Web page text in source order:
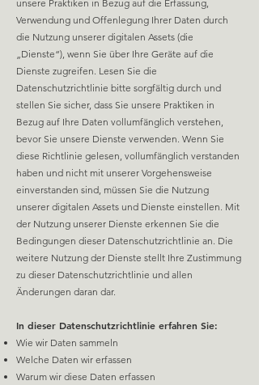
unsere Praktiken in Bezug auf die Erfassung,
Verwendung und Offenlegung Ihrer Daten durch
die Nutzung unserer digitalen Assets (die
„Dienste“), wenn Sie über Ihre Geräte auf die
Dienste zugreifen. Lesen Sie die
Datenschutzrichtlinie bitte sorgfältig durch und
stellen Sie sicher, dass Sie unsere Praktiken in
Bezug auf Ihre Daten vollumfänglich verstehen,
bevor Sie unsere Dienste verwenden. Wenn Sie
diese Richtlinie gelesen, vollumfänglich verstanden
haben und nicht mit unserer Vorgehensweise
einverstanden sind, müssen Sie die Nutzung
unserer digitalen Assets und Dienste einstellen. Mit
der Nutzung unserer Dienste erkennen Sie die
Bedingungen dieser Datenschutzrichtlinie an. Die
weitere Nutzung der Dienste stellt Ihre Zustimmung
zu dieser Datenschutzrichtlinie und allen
Änderungen daran dar.
In dieser Datenschutzrichtlinie erfahren Sie:
Wie wir Daten sammeln
Welche Daten wir erfassen
Warum wir diese Daten erfassen